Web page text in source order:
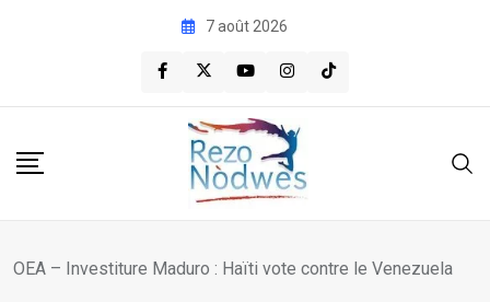
7 août 2026
OEA – Investiture Maduro : Haïti vote contre le Venezuela